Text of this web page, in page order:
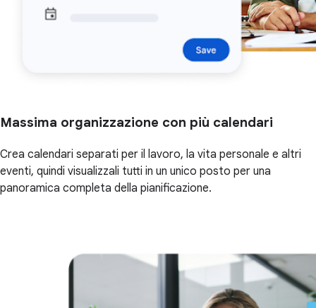
Massima organizzazione con più calendari
Crea calendari separati per il lavoro, la vita personale e altri
eventi, quindi visualizzali tutti in un unico posto per una
panoramica completa della pianificazione.